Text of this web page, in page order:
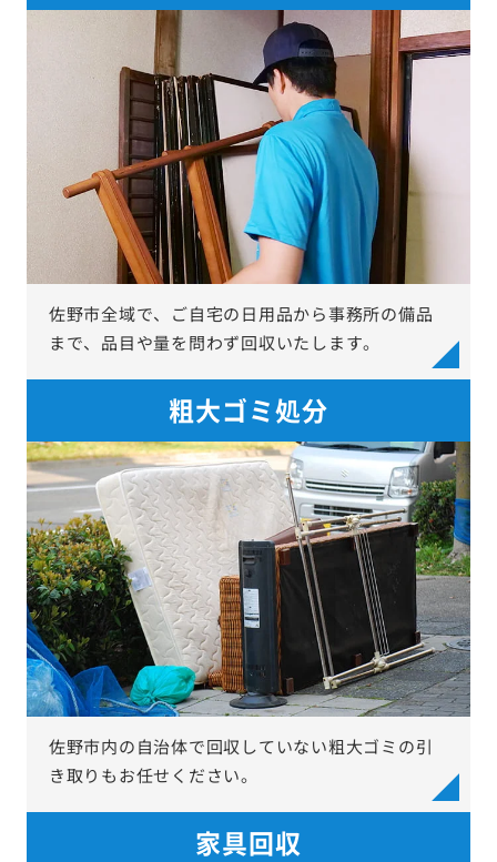
佐野市全域で、ご自宅の日用品から事務所の備品
まで、品目や量を問わず回収いたします。
粗大ゴミ処分
佐野市内の自治体で回収していない粗大ゴミの引
き取りもお任せください。
家具回収